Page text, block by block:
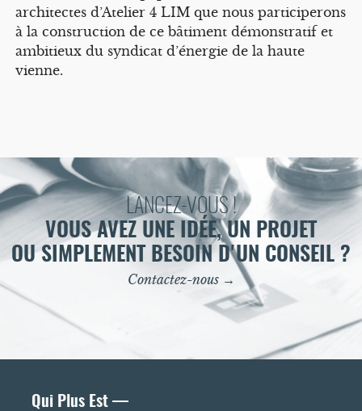
architectes d’Atelier 4 LIM que nous participerons
à la construction de ce bâtiment démonstratif et
ambitieux du syndicat d’énergie de la haute
vienne.
LANCEZ-VOUS !
VOUS AVEZ UNE IDÉE, UN PROJET
OU SIMPLEMENT BESOIN D'UN CONSEIL ?
Contactez-nous →
Qui Plus Est —